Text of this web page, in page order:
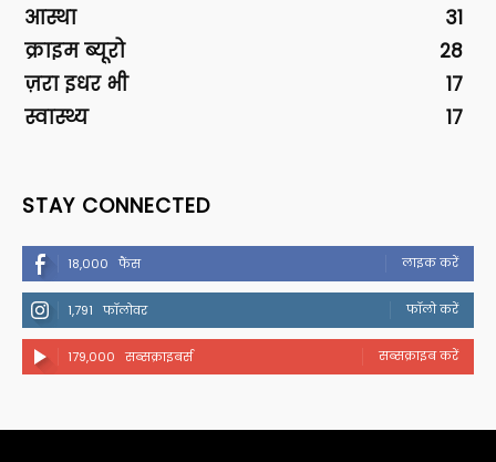
आस्था
31
क्राइम ब्यूरो
28
ज़रा इधर भी
17
स्वास्थ्य
17
STAY CONNECTED
18,000 फैंस लाइक करें
1,791 फॉलोवर फॉलो करें
179,000 सब्सक्राइबर्स सब्सक्राइब करें